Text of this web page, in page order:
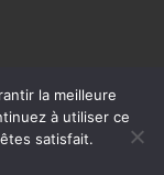
LÉGALES
la meilleure
à utiliser ce
satisfait.